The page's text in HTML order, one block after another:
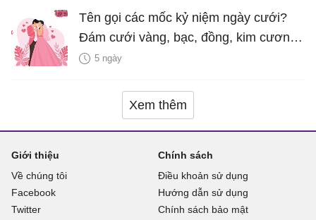
Tên gọi các mốc kỷ niệm ngày cưới?
Đám cưới vàng, bạc, đồng, kim cương
là bao nhiêu năm?
5 ngày
Xem thêm
Giới thiệu
Về chúng tôi
Facebook
Twitter
Chính sách
Điều khoản sử dụng
Hướng dẫn sử dụng
Chính sách bảo mật